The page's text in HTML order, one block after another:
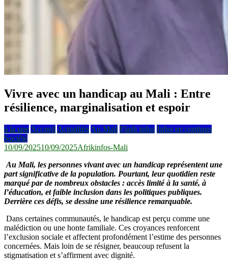
Vivre avec un handicap au Mali : Entre
résilience, marginalisation et espoir
à la une Accueil Actualités Au Mali Flash infos Infos en continus
Société
10/09/202510/09/2025Afrikinfos-Mali
Au Mali, les personnes vivant avec un handicap représentent une
part significative de la population. Pourtant, leur quotidien reste
marqué par de nombreux obstacles : accès limité à la santé, à
l’éducation, et faible inclusion dans les politiques publiques.
Derrière ces défis, se dessine une résilience remarquable.
Dans certaines communautés, le handicap est perçu comme une
malédiction ou une honte familiale. Ces croyances renforcent
l’exclusion sociale et affectent profondément l’estime des personnes
concernées. Mais loin de se résigner, beaucoup refusent la
stigmatisation et s’affirment avec dignité.